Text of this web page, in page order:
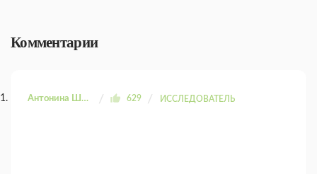
Комментарии
Антонина Шахтаренко 629 ИССЛЕДОВАТЕЛЬ